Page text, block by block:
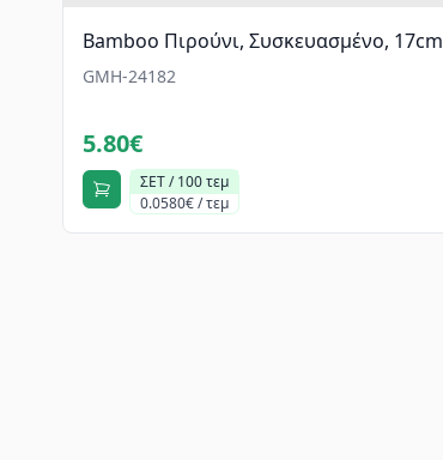
Bamboo Πιρούνι, Συσκευασμένο, 17cm
GMH-24182
5.80€
ΣΕΤ / 100 τεμ
0.0580€ / τεμ